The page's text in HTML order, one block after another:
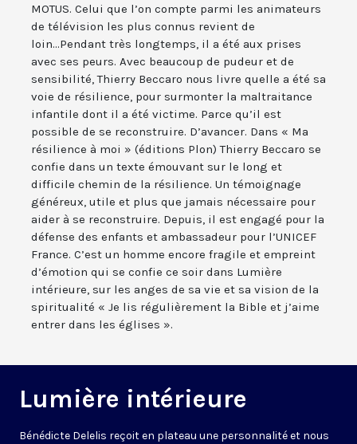
MOTUS. Celui que l’on compte parmi les animateurs
de télévision les plus connus revient de
loin...Pendant très longtemps, il a été aux prises
avec ses peurs. Avec beaucoup de pudeur et de
sensibilité, Thierry Beccaro nous livre quelle a été sa
voie de résilience, pour surmonter la maltraitance
infantile dont il a été victime. Parce qu’il est
possible de se reconstruire. D’avancer. Dans « Ma
résilience à moi » (éditions Plon) Thierry Beccaro se
confie dans un texte émouvant sur le long et
difficile chemin de la résilience. Un témoignage
généreux, utile et plus que jamais nécessaire pour
aider à se reconstruire. Depuis, il est engagé pour la
défense des enfants et ambassadeur pour l’UNICEF
France. C’est un homme encore fragile et empreint
d’émotion qui se confie ce soir dans Lumière
intérieure, sur les anges de sa vie et sa vision de la
spiritualité « Je lis régulièrement la Bible et j’aime
entrer dans les églises ».
Lumière intérieure
Bénédicte Delelis reçoit en plateau une personnalité et nous